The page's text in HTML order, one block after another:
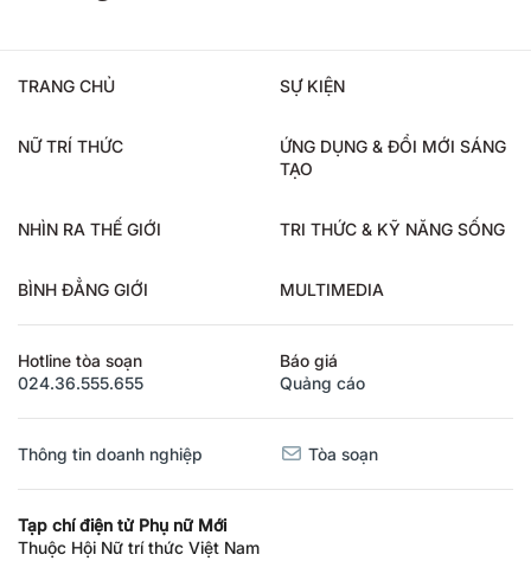
TRANG CHỦ SỰ KIỆN
NỮ TRÍ THỨC
ỨNG DỤNG & ĐỔI MỚI SÁNG
TẠO
NHÌN RA THẾ GIỚI TRI THỨC & KỸ NĂNG SỐNG
BÌNH ĐẲNG GIỚI MULTIMEDIA
Hotline tòa soạn
024.36.555.655
Báo giá
Quảng cáo
Thông tin doanh nghiệp Tòa soạn
Tạp chí điện tử Phụ nữ Mới
Thuộc Hội Nữ trí thức Việt Nam